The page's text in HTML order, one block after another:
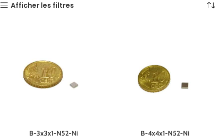
Afficher les filtres
B-3x3x1-N52-Ni B-4x4x1-N52-Ni